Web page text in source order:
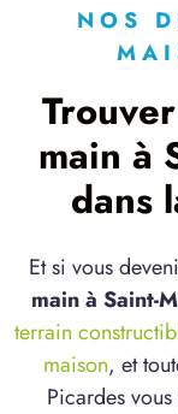
NOS
main à
dans
Et si vous
main à Saint-
terrain
maison, et
Picardes